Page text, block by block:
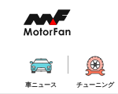
車ニュース チューニング